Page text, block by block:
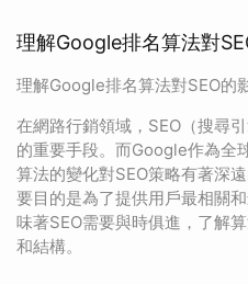
理解Google排名算法對
理解Google排名算法對SEO的
在網路行銷領域，SEO（搜尋
的重要手段。而Google作為全
算法的變化對SEO策略有著深
要目的是為了提供用戶最相關
味著SEO需要與時俱進，了解
和結構。